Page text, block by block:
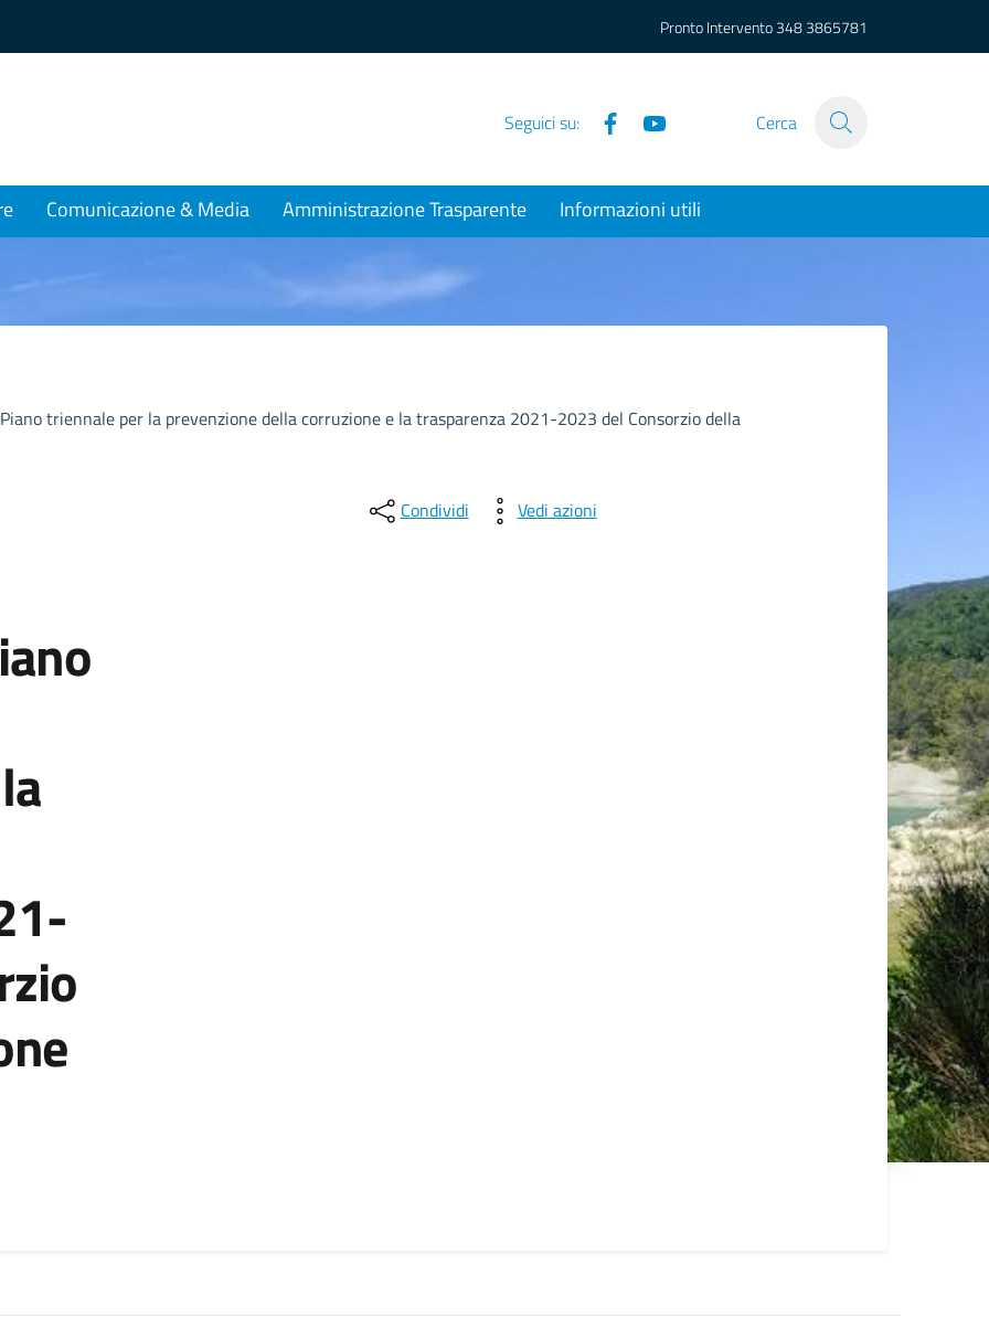
Pronto Intervento348 3865781
Seguici su: Facebook Cerca
Comunicazione & Media Amministrazione Trasparente Informazioni utili
triennale per la prevenzione della corruzione e la trasparenza 2021-2023 del Consorzio della
Condividi Vedi azioni